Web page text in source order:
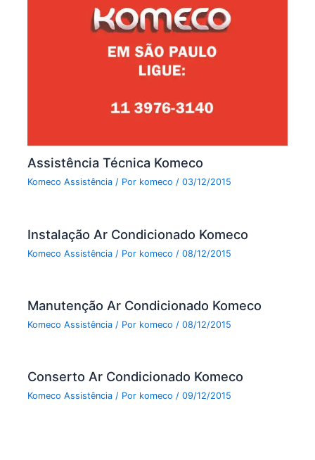
Assistência Técnica Komeco
Komeco Assistência / Por komeco/03/12/2015
Instalação Ar Condicionado Komeco
Komeco Assistência / Por komeco /08/12/2015
Manutenção Ar Condicionado Komeco
Komeco Assistência / Por komeco /08/12/2015
Conserto Ar Condicionado Komeco
Komeco Assistência / Por komeco/09/12/2015